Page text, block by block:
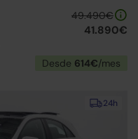
49.490€
41.890€
Desde 614€/mes
24h